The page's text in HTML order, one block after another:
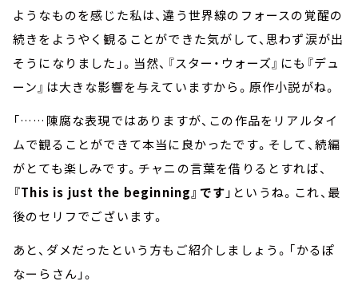
ようなものを感じた私は、違う世界線のフォースの覚醒の
続きをようやく観ることができた気がして、思わず涙が出
そうになりました」。当然、『スター・ウォーズ』にも『デュ
ーン』は大きな影響を与えていますから。原作小説がね。
「……陳腐な表現ではありますが、この作品をリアルタイ
ムで観ることができて本当に良かったです。そして、続編
がとても楽しみです。チャニの言葉を借りるとすれば、
『This is just the beginning』です 」というね。これ、最
後のセリフでございます。
あと、ダメだったという方もご紹介しましょう。「かるぽ
なーらさん」。